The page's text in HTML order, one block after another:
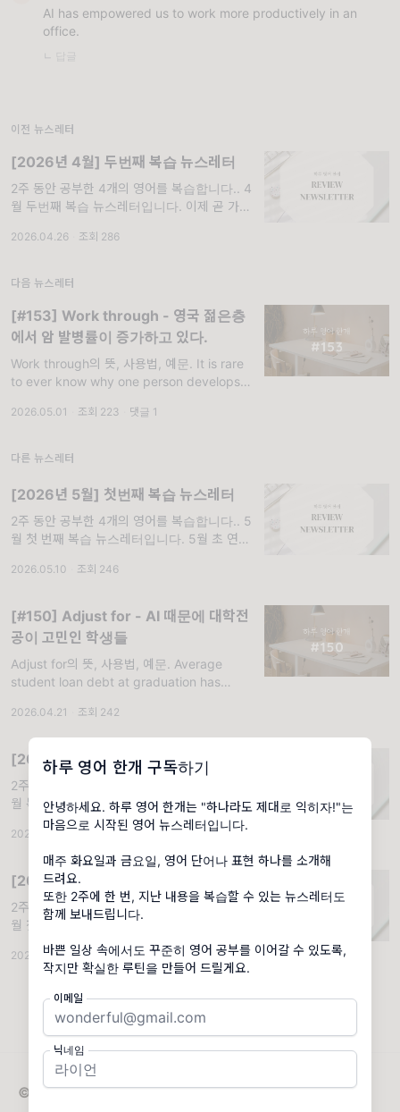
하루 영어 한개 구독하기
안녕하세요. 하루 영어 한개는 "하나라도 제대로 익히자!"는
마음으로 시작된 영어 뉴스레터입니다.
매주 화요일과 금요일, 영어 단어나 표현 하나를 소개해
드려요.
또한 2주에 한 번, 지난 내용을 복습할 수 있는 뉴스레터도
함께 보내드립니다.
바쁜 일상 속에서도 꾸준히 영어 공부를 이어갈 수 있도록,
작지만 확실한 루틴을 만들어 드릴게요.
이메일
닉네임
AI has empowered us to work more productively in an
office.
ㄴ 답글
이전 뉴스레터
[2026년 4월] 두번째 복습 뉴스레터
2주 동안 공부한 4개의 영어를 복습합니다.. 4
월 두번째 복습 뉴스레터입니다. 이제 곧 가정
들 고민하며 5월을 맞이해봐요. 일요일에 10분
2026.04.26 조회 286
다음 뉴스레터
[#153] Work through - 영국 젊은층
에서 암 발병률이 증가하고 있다.
Work through의 뜻, 사용법, 예문. It is rare
to ever know why one person develops
through nati
2026.05.01 조회 223 댓글 1
다른 뉴스레터
[2026년 5월] 첫번째 복습 뉴스레터
2주 동안 공부한 4개의 영어를 복습합니다.. 5
월 첫 번째 복습 뉴스레터입니다. 5월 초 연휴
뉴스레터로 배운 거 한 번 더 보고 가세요! 배운
2026.05.10 조회 246
[#150] Adjust for - AI 때문에 대학전
공이 고민인 학생들
Adjust for의 뜻, 사용법, 예문. Average
student loan debt at graduation has
adjusting for inflation,
2026.04.21 조회 242
[2025년 9월] 두번째 복습 뉴스레터
2주 동안 공부한 4개의 영어를 복습합니다.. 9
월 복습 뉴스레터입니다. 2주 동안 배운 영어를
복습하기위해, 복습 뉴스레터를 발행했습니다.
일요일에 10분만 투자해서 배운 것을 더 오래
기억해봐요. 배운 것 떠올리기 먼저,
2025.09.28 조회 540
[2026년 4월] 첫번째 복습 뉴스레터
2주 동안 공부한 4개의 영어를 복습합니다.. 4
월 첫 복습 뉴스레터입니다. 26년도 벌써 4월
이라니. 시간 참 빠르네요~ 일요일에 10분만
투자해서 배운 것을 더 오래 기억해 봐요. 배운
것 떠올리기 먼저, 지난 2주 동안
2026.04.12 · 조회 310
© 2026 하루 영어 한개